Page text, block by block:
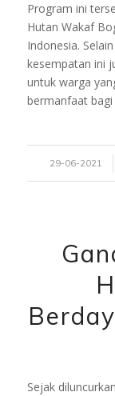
Program ini
Hutan Wakaf
Indonesia.
kesempatan ini
untuk warga
bermanfaat
29-06-2021
/
Sejak